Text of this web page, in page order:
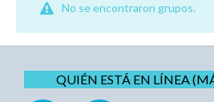
No se encontraron grupos.
QUIÉN ESTÁ EN LÍNEA